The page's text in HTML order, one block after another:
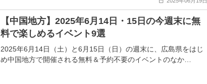
【中国地方】2025年6月14日・15日の今週末に無
料で楽しめるイベント9選
2025年6月14日（土）と6月15日（日）の週末に、広島県をはじ
め中国地方で開催される無料＆予約不要のイベントのなか…